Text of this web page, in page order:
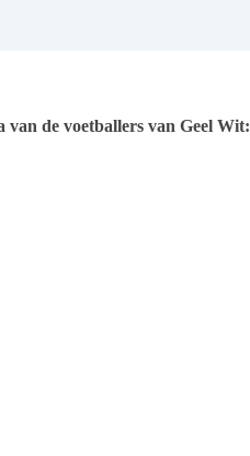
de voetballers van Geel Wit: